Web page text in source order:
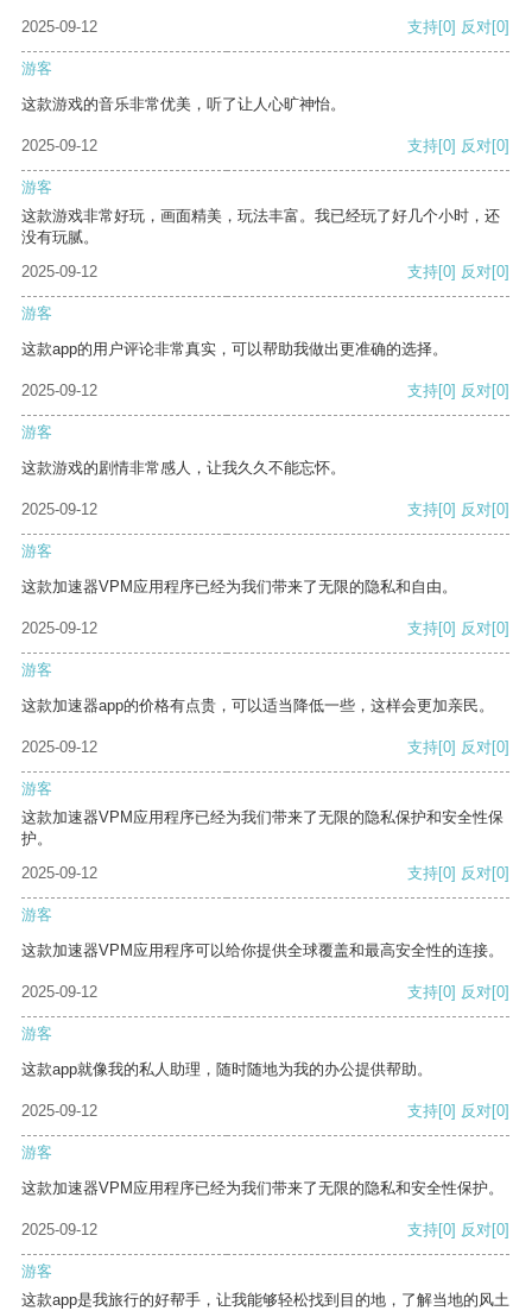
2025-09-12 支持[0] 反对[0]
游客
这款游戏的音乐非常优美，听了让人心旷神怡。
2025-09-12 支持[0] 反对[0]
游客
这款游戏非常好玩，画面精美，玩法丰富。我已经玩了好几个小时，还
没有玩腻。
2025-09-12
支持[0] 反对[0]
游客
这款app的用户评论非常真实，可以帮助我做出更准确的选择。
2025-09-12 支持[0] 反对[0]
游客
这款游戏的剧情非常感人，让我久久不能忘怀。
2025-09-12 支持[0] 反对[0]
游客
这款加速器VPM应用程序已经为我们带来了无限的隐私和自由。
2025-09-12 支持[0] 反对[0]
游客
这款加速器app的价格有点贵，可以适当降低一些，这样会更加亲民。
2025-09-12 支持[0] 反对[0]
游客
这款加速器VPM应用程序已经为我们带来了无限的隐私保护和安全性保
护。
2025-09-12
支持[0] 反对[0]
游客
这款加速器VPM应用程序可以给你提供全球覆盖和最高安全性的连接。
2025-09-12 支持[0] 反对[0]
游客
这款app就像我的私人助理，随时随地为我的办公提供帮助。
2025-09-12 支持[0] 反对[0]
游客
这款加速器VPM应用程序已经为我们带来了无限的隐私和安全性保护。
2025-09-12 支持[0] 反对[0]
游客
这款app是我旅行的好帮手，让我能够轻松找到目的地，了解当地的风土